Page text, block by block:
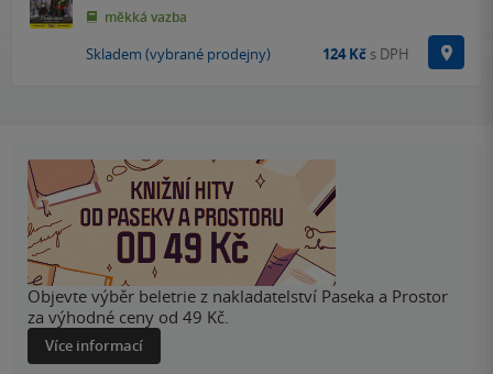
měkká vazba
Skladem (vybrané prodejny) 124 Kč s DPH
Objevte výběr beletrie z nakladatelství Paseka a Prostor
za výhodné ceny od 49 Kč.
Více informací